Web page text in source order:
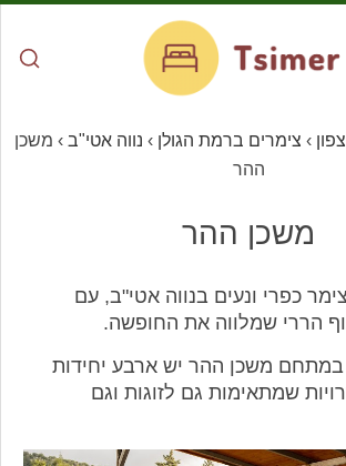
› צימרים ברמת הגולן › נווה אטי"ב › משכן
ההר
משכן ההר
כפרי ונעים בנווה אטי"ב, עם
הררי שמלווה את החופשה.
במתחם משכן ההר יש ארבע יחידות
שמתאימות גם לזוגות וגם